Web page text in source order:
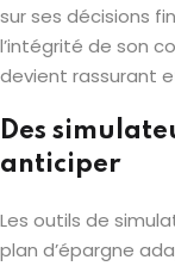
sur ses décisions
l’intégrité de son
devient rassurant
Des
anticiper
Les outils de
plan d’épargne